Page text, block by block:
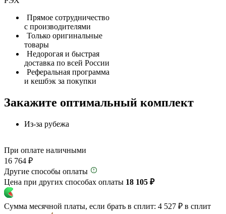
Прямое сотрудничество
с производителями
Только оригинальные
товары
Недорогая и быстрая
доставка по всей России
Реферальная программа
и кешбэк за покупки
Закажите оптимальный комплект
Из-за рубежа
При оплате наличными
16 764 ₽
Другие способы оплаты
Цена при других способах оплаты 18 105 ₽
Сумма месячной платы, если брать в сплит: 4 527 ₽ в сплит